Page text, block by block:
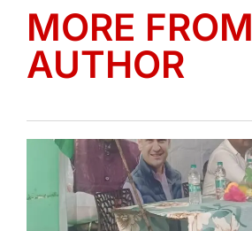
MORE FROM
AUTHOR